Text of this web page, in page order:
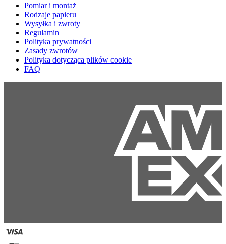
Pomiar i montaż
Rodzaje papieru
Wysyłka i zwroty
Regulamin
Polityka prywatności
Zasady zwrotów
Polityka dotycząca plików cookie
FAQ